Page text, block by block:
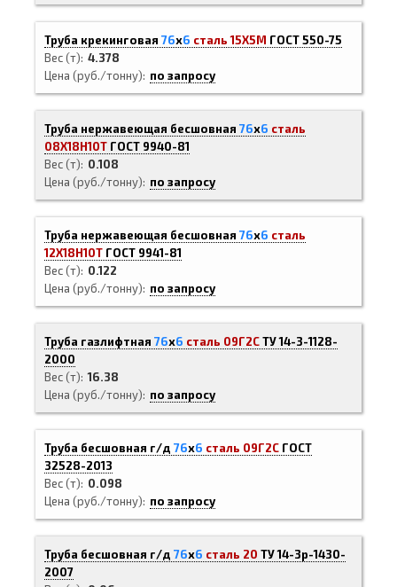
Труба крекинговая 76х6 сталь 15Х5М ГОСТ 550-75
Вес (т) 4.378
Цена (руб./тонну)
по запросу
Труба нержавеющая бесшовная 76х6 сталь
08Х18Н10Т ГОСТ 9940-81
Вес (т)
0.108
Цена (руб./тонну)
по запросу
Труба нержавеющая бесшовная 76х6 сталь
12Х18Н10Т ГОСТ 9941-81
Вес (т)
0.122
Цена (руб./тонну)
по запросу
Труба газлифтная 76х6 сталь 09Г2СТУ 14-3-1128-
2000
Вес (т) 16.38
Цена (руб./тонну)
по запросу
Труба бесшовная г/д 76х6 сталь 09Г2С ГОСТ
32528-2013
Вес (т)
0.098
Цена (руб./тонну)
по запросу
Труба бесшовная г/д 76х6 сталь 20 ТУ 14-3р-1430-
2007